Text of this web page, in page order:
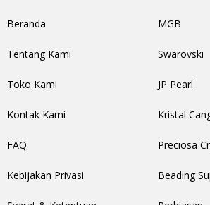
Beranda
Tentang Kami
Toko Kami
Kontak Kami
FAQ
Kebijakan Privasi
MGB
Swarovski
JP Pearl
Kristal
Preciosa
Beading